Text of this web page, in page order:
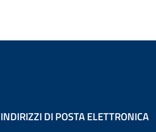
INDIRIZZI DI POSTA ELETTRONICA